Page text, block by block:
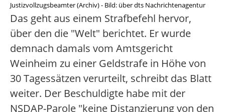
Justizvollzugsbeamter (Archiv) - Bild: über dts Nachrichtenagentur
Das geht aus einem Strafbefehl hervor,
über den die "Welt" berichtet. Er wurde
demnach damals vom Amtsgericht
Weinheim zu einer Geldstrafe in Höhe von
30 Tagessätzen verurteilt, schreibt das Blatt
weiter. Der Beschuldigte habe mit der
NSDAP-Parole "keine Distanzierung von den